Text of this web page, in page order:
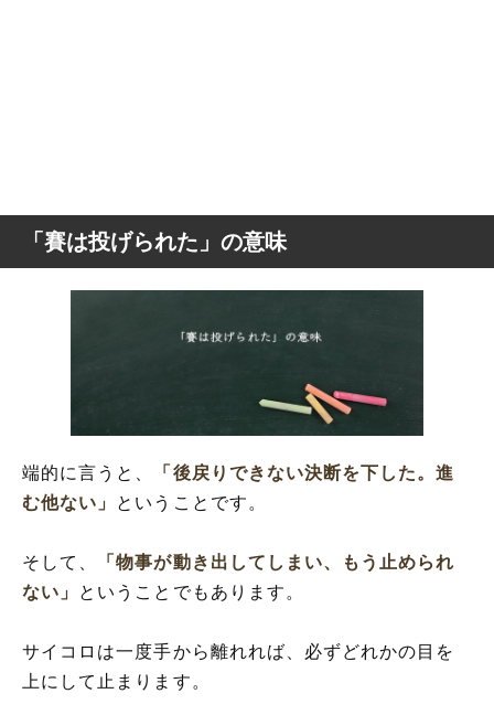
「賽は投げられた」の意味
端的に言うと、
「後戻りできない決断を下した。進
む他ない」 ということです。
そして、
「物事が動き出してしまい、もう止められ
ない」
ということでもあります。
サイコロは一度手から離れれば、必ずどれかの目を
上にして止まります。